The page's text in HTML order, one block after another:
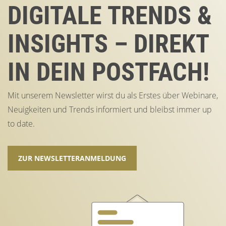
DIGITALE TRENDS &
INSIGHTS – DIREKT
IN DEIN POSTFACH!
Mit unserem Newsletter wirst du als Erstes über Webinare,
Neuigkeiten und Trends informiert und bleibst immer up
to date.
ZUR NEWSLETTERANMELDUNG